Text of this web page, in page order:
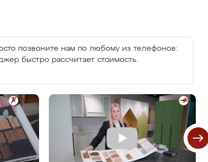
позвоните нам по любому из телефонов:
быстро рассчитает стоимость.